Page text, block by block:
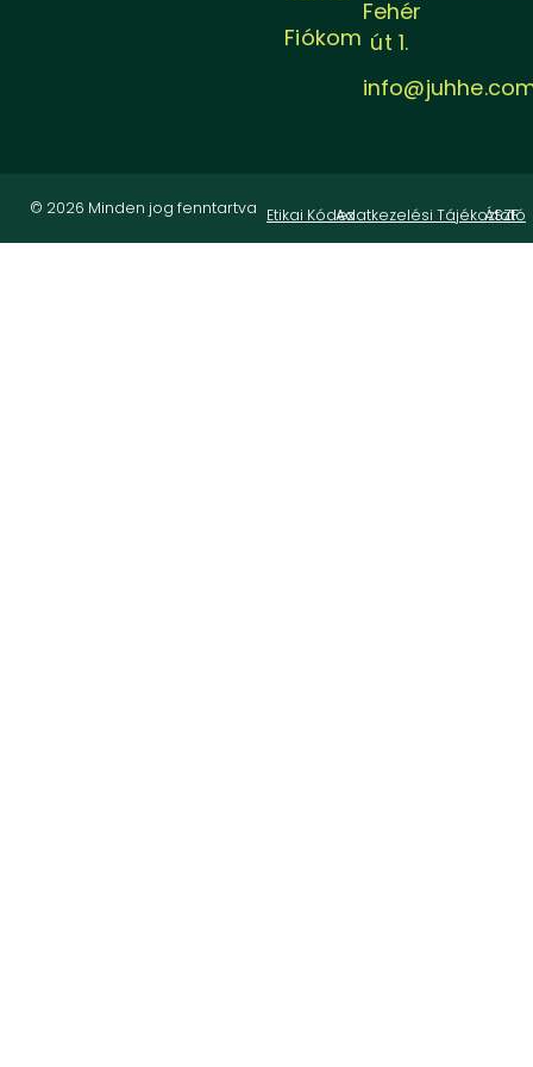
Fiókom
Fehér
út 1.
© 2026 Minden jog fenntartva Etikai KódexAdatkezelési Tájékoztató
ÁSZF